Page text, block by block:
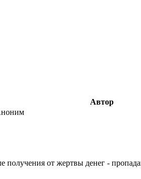
Автор
получения от жертвы денег -